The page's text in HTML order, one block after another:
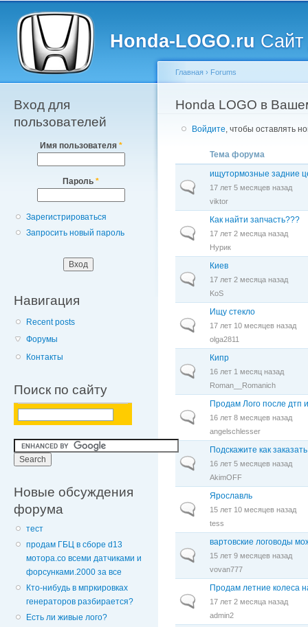
Honda-LOGO.ru Сайт
Главное меню
Вход для
пользователей
Имя пользователя *
Пароль *
Зарегистрироваться
Запросить новый пароль
Навигация
Recent posts
Форумы
Контакты
Поиск по сайту
Новые обсуждения
форума
тест
продам ГБЦ в сборе d13
мотора.со всеми датчиками и
форсунками.2000 за все
Кто-нибудь в мпркировках
генераторов разбирается?
Есть ли живые лого?
Вы здесь
Главная › Forums
Honda LOGO в
Войдите, чтобы оставлять
Тема форума
Обычная тема
ищутормозные задние
17 лет 5 месяцев назад
viktor
Обычная тема
Как найти запчасть???
17 лет 2 месяца назад
Нурик
Обычная тема
Киев
17 лет 2 месяца назад
KoS
Обычная тема
Ищу стекло
17 лет 10 месяцев назад
olga2811
Обычная тема
Кипр
16 лет 1 месяц назад
Roman__Romanich
Обычная тема
Продам Лого после дтп
16 лет 8 месяцев назад
angelschlesser
Обычная тема
Подскажите как
16 лет 5 месяцев назад
AkimOFF
Обычная тема
Ярославль
15 лет 10 месяцев назад
tess
Обычная тема
вартовские логоводы
15 лет 9 месяцев назад
vovan777
Обычная тема
Продам летние колеса
17 лет 2 месяца назад
admin2